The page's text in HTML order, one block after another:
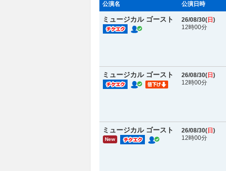
公演名 公演日時
ミュージカル ゴースト 26/08/30( 日 )
12時00分
ミュージカル ゴースト 26/08/30( 日 )
12時00分
ミュージカル ゴースト
New
26/08/30( 日 )
12時00分